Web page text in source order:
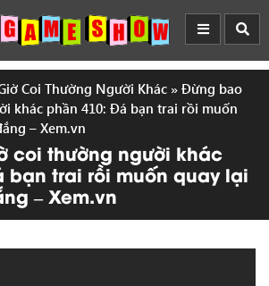
Coi Thường Người Khác » Đừng bao
khác phần 410: Đá bạn trai rồi muốn
– Xem.vn
coi thường người khác
bạn trai rồi muốn quay lại
– Xem.vn